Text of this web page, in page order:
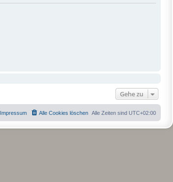
Gehe zu
Alle Zeiten sind UTC+02:00
Alle Cookies löschen
Impressum